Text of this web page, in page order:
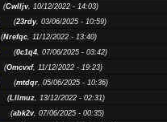
(Cwlljv, 10/12/2022 - 14:03)
(23rdy, 03/06/2025 - 10:59)
(Nrefqc, 11/12/2022 - 13:40)
(0c1q4, 07/06/2025 - 03:42)
(Omcvxf, 11/12/2022 - 19:23)
(mtdqr, 05/06/2025 - 10:36)
(Lllmuz, 13/12/2022 - 02:31)
(abk2v, 07/06/2025 - 00:35)